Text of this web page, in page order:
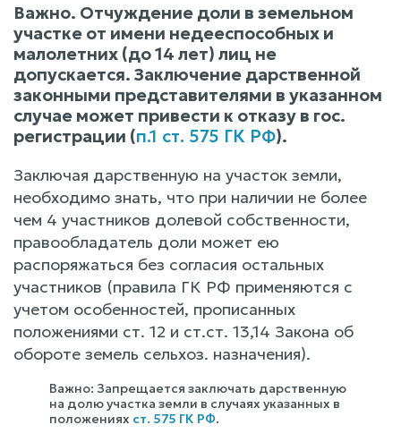
Важно. Отчуждение доли в земельном
участке от имени недееспособных и
малолетних (до 14 лет) лиц не
допускается. Заключение дарственной
законными представителями в указанном
случае может привести к отказу в гос.
регистрации (п.1 ст. 575 ГК РФ).
Заключая дарственную на участок земли,
необходимо знать, что при наличии не более
чем 4 участников долевой собственности,
правообладатель доли может ею
распоряжаться без согласия остальных
участников (правила ГК РФ применяются с
учетом особенностей, прописанных
положениями ст. 12 и ст.ст. 13,14 Закона об
обороте земель сельхоз. назначения).
Важно: Запрещается заключать дарственную
на долю участка земли в случаях указанных в
положениях ст. 575 ГК РФ.